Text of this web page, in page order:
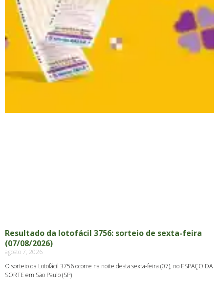
Resultado da lotofácil 3756: sorteio de sexta-feira
(07/08/2026)
agosto 7, 2026
O sorteio da Lotofácil 3756 ocorre na noite desta sexta-feira (07), no ESPAÇO DA
SORTE em São Paulo (SP)